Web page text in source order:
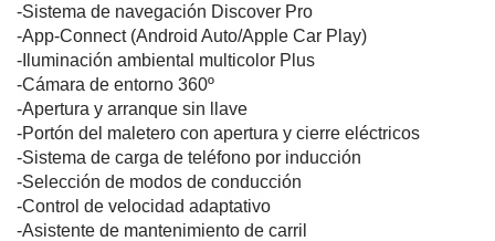
-Sistema de navegación Discover Pro
-App-Connect (Android Auto/Apple Car Play)
-Iluminación ambiental multicolor Plus
-Cámara de entorno 360º
-Apertura y arranque sin llave
-Portón del maletero con apertura y cierre eléctricos
-Sistema de carga de teléfono por inducción
-Selección de modos de conducción
-Control de velocidad adaptativo
-Asistente de mantenimiento de carril